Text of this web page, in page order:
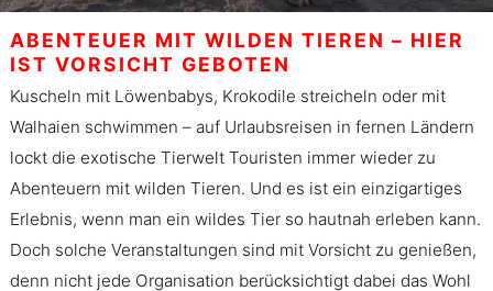
ABENTEUER MIT WILDEN TIEREN – HIER
IST VORSICHT GEBOTEN
Kuscheln mit Löwenbabys, Krokodile streicheln oder mit
Walhaien schwimmen – auf Urlaubsreisen in fernen Ländern
lockt die exotische Tierwelt Touristen immer wieder zu
Abenteuern mit wilden Tieren. Und es ist ein einzigartiges
Erlebnis, wenn man ein wildes Tier so hautnah erleben kann.
Doch solche Veranstaltungen sind mit Vorsicht zu genießen,
denn nicht jede Organisation berücksichtigt dabei das Wohl